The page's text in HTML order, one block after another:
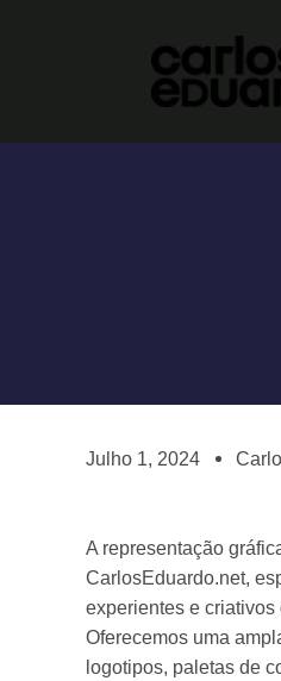
Julho 1, 2024
A representação
CarlosEduardo.net,
experientes e
Oferecemos uma
logotipos, paletas de